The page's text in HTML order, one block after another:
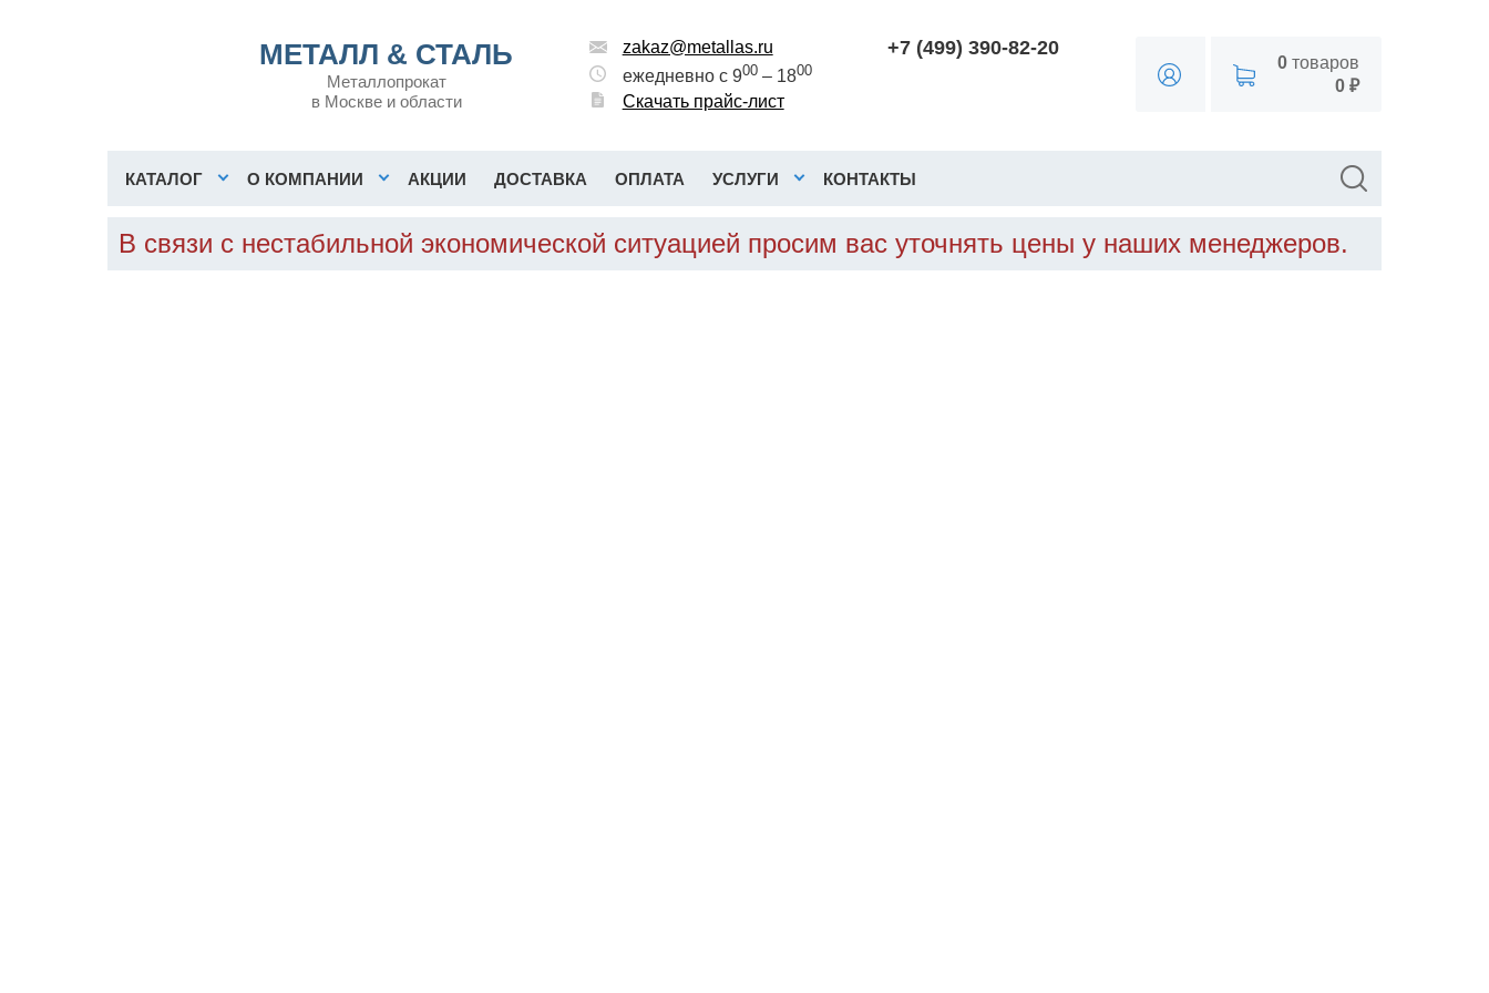
МЕТАЛЛ & СТАЛЬ
Металлопрокат
в Москве и области
zakaz@metallas.ru
ежедневно с 900– 1800
Скачать прайс-лист
+7 (499) 390-82-20
0товаров
0 ₽
КАТАЛОГ О КОМПАНИИ АКЦИИ ДОСТАВКА ОПЛАТА УСЛУГИ КОНТАКТЫ
В связи с нестабильной экономической ситуацией просим вас уточнять цены у наших менеджеров.